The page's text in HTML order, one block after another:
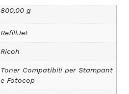
800,00 g
RefillJet
Ricoh
Toner Compatibili per Stampant
e Fotocop